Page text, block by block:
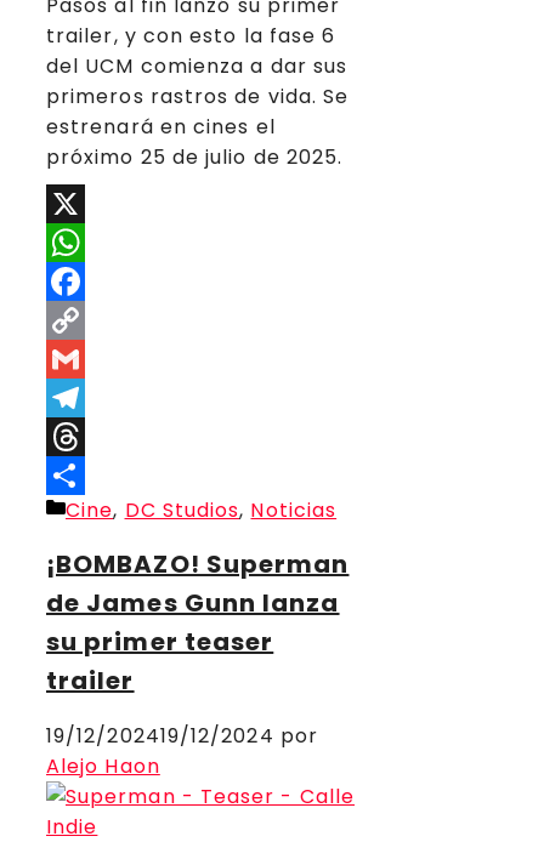
Pasos al fin lanzó su primer
trailer, y con esto la fase 6
del UCM comienza a dar sus
primeros rastros de vida. Se
estrenará en cines el
próximo 25 de julio de 2025.
X
WhatsApp
Facebook
Copy
Link
Gmail
Telegram
Threads
Compartir
Categorías
Cine, DC Studios, Noticias
¡BOMBAZO! Superman
de James Gunn lanza
su primer teaser
trailer
19/12/202419/12/2024 por
Alejo Haon